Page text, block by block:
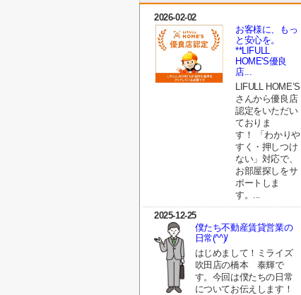
2026-02-02
お客様に、もっ
と安心を。
**LIFULL
HOME'S優良
店...
LIFULL HOME’S
さんから優良店
認定をいただい
ておりま
す！ 「わかりや
すく・押しつけ
ない」対応で、
お部屋探しをサ
ポートしま
す。...
2025-12-25
僕たち不動産賃貸営業の
日常(^^)/
はじめまして！ミライズ
吹田店の橋本 泰輝で
す。今回は僕たちの日常
についてお伝えします！